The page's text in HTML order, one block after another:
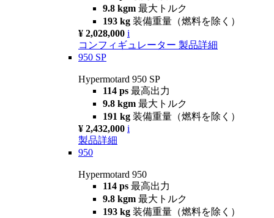
9.8 kgm 最大トルク
193 kg 装備重量（燃料を除く）
¥ 2,028,000 i
コンフィギュレーター 製品詳細
950 SP
Hypermotard 950 SP
114 ps 最高出力
9.8 kgm 最大トルク
191 kg 装備重量（燃料を除く）
¥ 2,432,000 i
製品詳細
950
Hypermotard 950
114 ps 最高出力
9.8 kgm 最大トルク
193 kg 装備重量（燃料を除く）